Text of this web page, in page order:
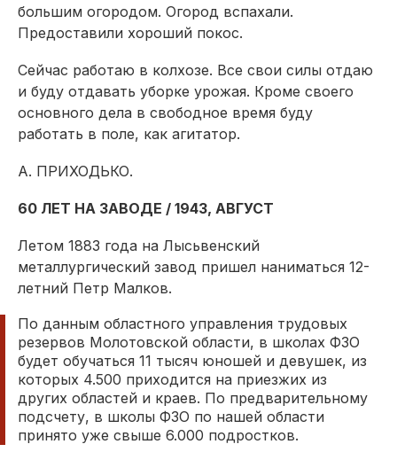
большим огородом. Огород вспахали.
Предоставили хороший покос.
Сейчас работаю в колхозе. Все свои силы отдаю
и буду отдавать уборке урожая. Кроме своего
основного дела в свободное время буду
работать в поле, как агитатор.
А. ПРИХОДЬКО.
60 ЛЕТ НА ЗАВОДЕ / 1943, АВГУСТ
Летом 1883 года на Лысьвенский
металлургический завод пришел наниматься 12-
летний Петр Малков.
По данным областного управления трудовых
резервов Молотовской области, в школах ФЗО
будет обучаться 11 тысяч юношей и девушек, из
которых 4.500 приходится на приезжих из
других областей и краев. По предварительному
подсчету, в школы ФЗО по нашей области
принято уже свыше 6.000 подростков.